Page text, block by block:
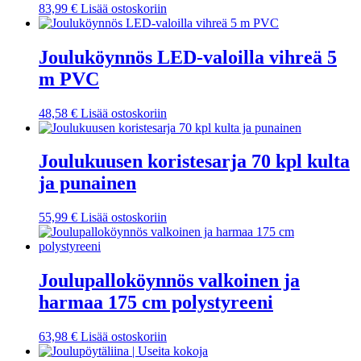
83,99 € Lisää ostoskoriin
Jouluköynnös LED-valoilla vihreä 5
m PVC
48,58 € Lisää ostoskoriin
Joulukuusen koristesarja 70 kpl kulta
ja punainen
55,99 € Lisää ostoskoriin
Joulupalloköynnös valkoinen ja
harmaa 175 cm polystyreeni
63,98 € Lisää ostoskoriin